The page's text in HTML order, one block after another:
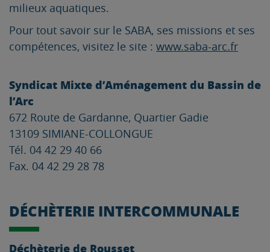
milieux aquatiques.
Pour tout savoir sur le SABA, ses missions et ses
compétences, visitez le site : www.saba-arc.fr
Syndicat Mixte d’Aménagement du Bassin de
l’Arc
672 Route de Gardanne, Quartier Gadie
13109 SIMIANE-COLLONGUE
Tél. 04 42 29 40 66
Fax. 04 42 29 28 78
DÉCHÈTERIE INTERCOMMUNALE
Déchèterie de Rousset